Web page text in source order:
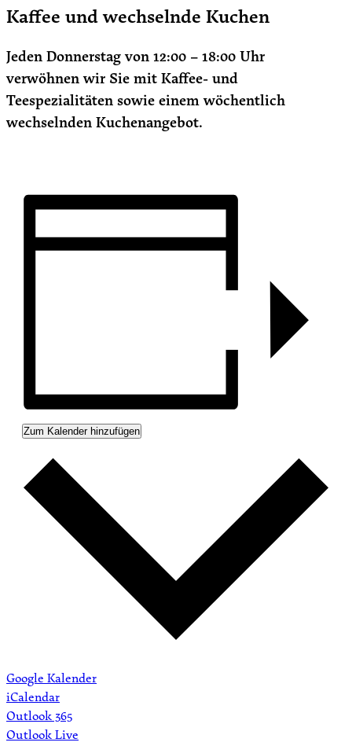
Kaffee und wechselnde Kuchen
Jeden Donnerstag von 12:00 – 18:00 Uhr
verwöhnen wir Sie mit Kaffee- und
Teespezialitäten sowie einem wöchentlich
wechselnden Kuchenangebot.
Zum Kalender hinzufügen
Google Kalender
iCalendar
Outlook 365
Outlook Live